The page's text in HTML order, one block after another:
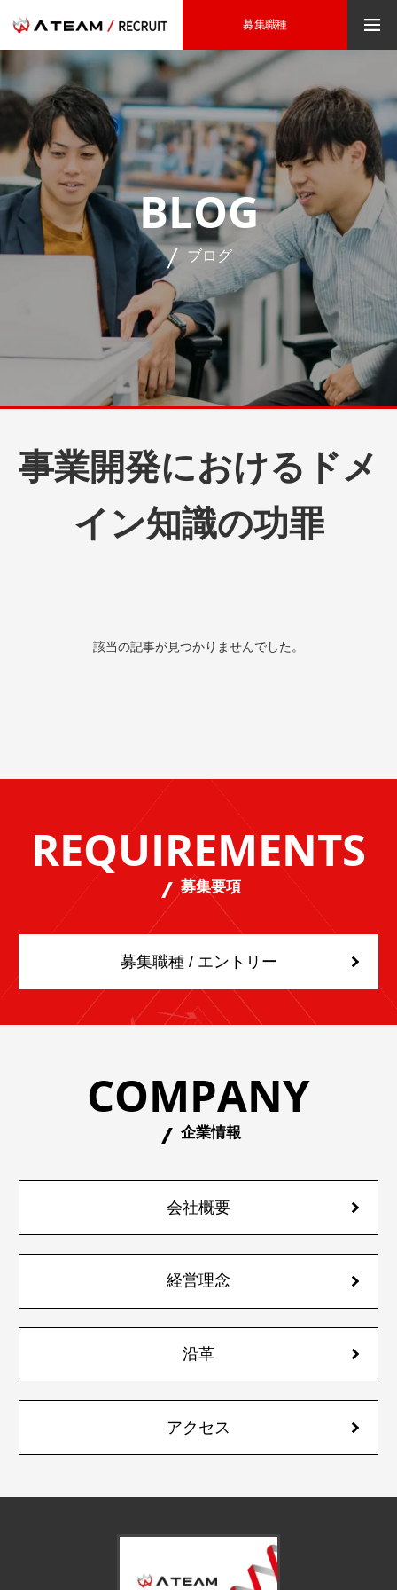
募集職種
BLOG
ブログ
事業開発におけるドメ
イン知識の功罪
該当の記事が見つかりませんでした。
REQUIREMENTS
募集要項
募集職種 / エントリー
COMPANY
企業情報
会社概要
経営理念
沿革
アクセス